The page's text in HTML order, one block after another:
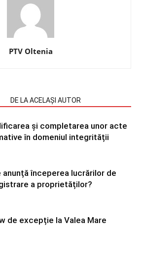
PTV Oltenia
DE LA ACELAȘI AUTOR
și completarea unor acte
în domeniul integrității
anunță începerea lucrărilor de
a proprietăților?
de excepție la Valea Mare